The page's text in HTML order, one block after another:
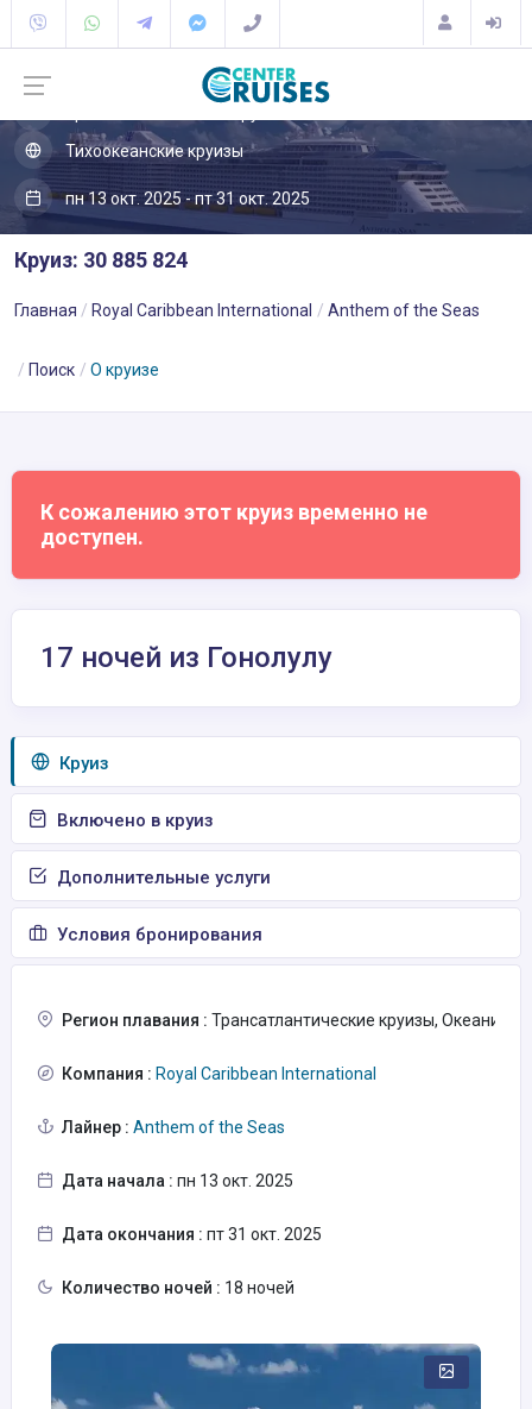
Тихоокеанские круизы
пн 13 окт. 2025 - пт 31 окт. 2025
Круиз: 30 885 824
Главная Royal Caribbean International Anthem of the Seas
Поиск О круизе
К сожалению этот круиз временно не
доступен.
17 ночей из Гонолулу
Круиз
Включено в круиз
Дополнительные услуги
Условия бронирования
Регион плавания : Трансатлантические круизы, Океания,
Компания : Royal Caribbean International
Лайнер : Anthem of the Seas
Дата начала : пн 13 окт. 2025
Дата окончания : пт 31 окт. 2025
Количество ночей : 18 ночей